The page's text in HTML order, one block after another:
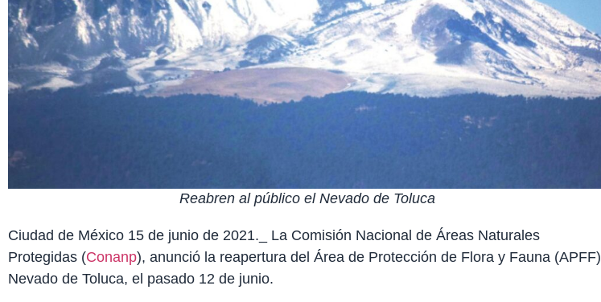
Reabren al público el Nevado de Toluca
Ciudad de México 15 de junio de 2021._ La Comisión Nacional de Áreas Naturales
Protegidas (Conanp), anunció la reapertura del Área de Protección de Flora y Fauna (APFF)
Nevado de Toluca, el pasado 12 de junio.